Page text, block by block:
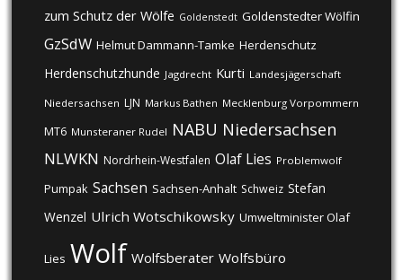
zum Schutz der Wölfe Goldenstedt Goldenstedter Wölfin
GzSdW Helmut Dammann-Tamke Herdenschutz
Herdenschutzhunde Jagdrecht Kurti Landesjägerschaft
Niedersachsen LJN Markus Bathen Mecklenburg Vorpommern
MT6 Munsteraner Rudel NABU Niedersachsen
NLWKN Nordrhein-Westfalen Olaf Lies Problemwolf
Pumpak Sachsen Sachsen-Anhalt Schweiz Stefan
Wenzel Ulrich Wotschikowsky Umweltminister Olaf
Lies Wolf Wolfsberater Wolfsbüro